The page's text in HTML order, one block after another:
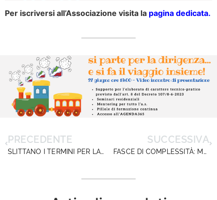
Per iscriversi all’Associazione visita la pagina dedicata.
PRECEDENTE
SLITTANO I TERMINI PER LA PRESENTAZIONE DELLE DOMANDE DI MOBILITÀ: SVELIAMO I RETROSCENA
SUCCESSIVA
FASCE DI COMPLESSITÀ: MANTENUTE LE STESSE PERCENTUALI DELL’ANNO IN CORSO.